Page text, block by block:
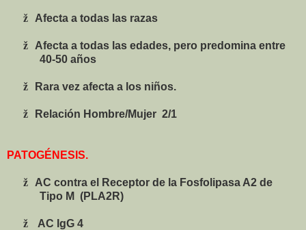
ž Afecta a todas las razas
ž
Afecta a todas las edades, pero predomina entre
40-50 años
ž Rara vez afecta a los niños.
ž Relación Hombre/Mujer 2/1
PATOGÉNESIS.
ž
AC contra el Receptor de la Fosfolipasa A2 de
Tipo M (PLA2R)
ž AC IgG 4